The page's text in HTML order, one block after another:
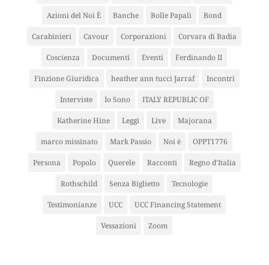
Azioni del Noi È Banche Bolle Papali Bond
Carabinieri Cavour Corporazioni Corvara di Badia
Coscienza Documenti Eventi Ferdinando II
Finzione Giuridica heather ann tucci Jarraf Incontri
Interviste Io Sono ITALY REPUBLIC OF
Katherine Hine Leggi Live Majorana
marco missinato Mark Passio Noi è OPPT1776
Persona Popolo Querele Racconti Regno d'Italia
Rothschild Senza Biglietto Tecnologie
Testimonianze UCC UCC Financing Statement
Vessazioni Zoom